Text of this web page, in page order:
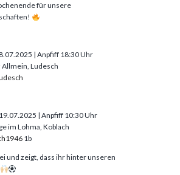
für unsere
| Anpfiff 18:30 Uhr
Allmein, Ludesch
| Anpfiff 10:30 Uhr
im Lohma, Koblach
1b
und zeigt, dass ihr hinter unseren